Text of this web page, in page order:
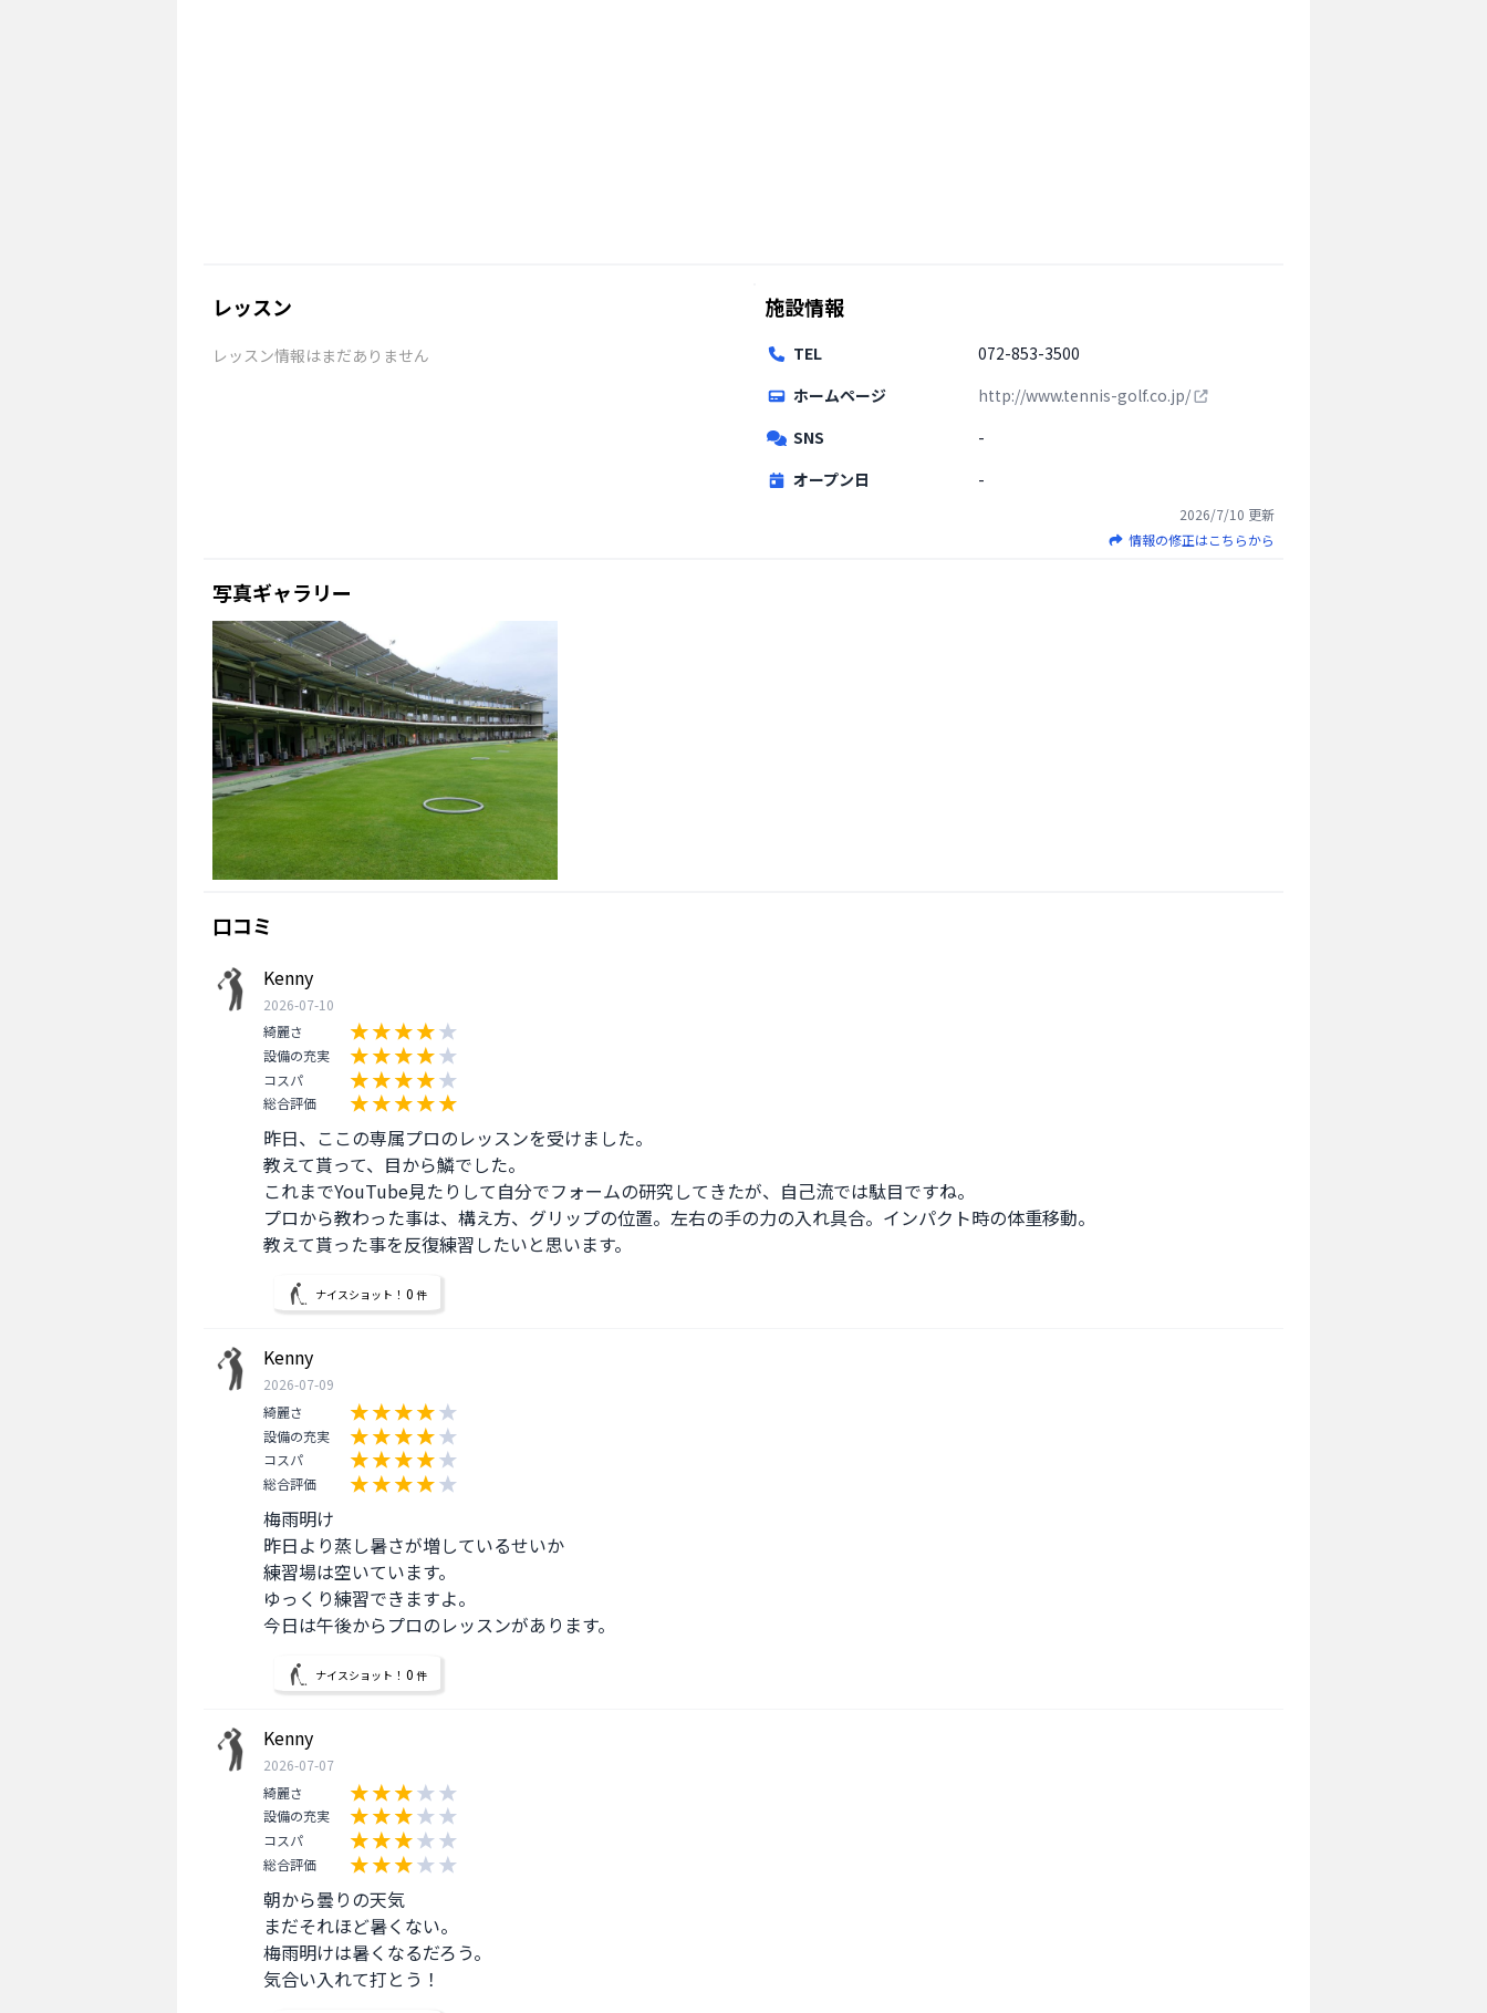
レッスン
レッスン情報はまだありません
施設情報
TEL
072-853-3500
ホームページ
http://www.tennis-golf.co.jp/
SNS
-
オープン日
-
2026/7/10 更新
情報の修正はこちらから
写真ギャラリー
口コミ
Kenny
2026-07-10
綺麗さ
設備の充実
コスパ
総合評価
昨日、ここの専属プロのレッスンを受けました。
教えて貰って、目から鱗でした。
これまでYouTube見たりして自分でフォームの研究してきたが、自己流では駄目ですね。
プロから教わった事は、構え方、グリップの位置。左右の手の力の入れ具合。インパクト時の体重移動。
教えて貰った事を反復練習したいと思います。
ナイスショット！ 0 件
Kenny
2026-07-09
綺麗さ
設備の充実
コスパ
総合評価
梅雨明け
昨日より蒸し暑さが増しているせいか
練習場は空いています。
ゆっくり練習できますよ。
今日は午後からプロのレッスンがあります。
ナイスショット！ 0 件
Kenny
2026-07-07
綺麗さ
設備の充実
コスパ
総合評価
朝から曇りの天気
まだそれほど暑くない。
梅雨明けは暑くなるだろう。
気合い入れて打とう！